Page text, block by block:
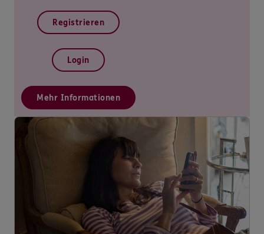
Registrieren
Login
Mehr Informationen